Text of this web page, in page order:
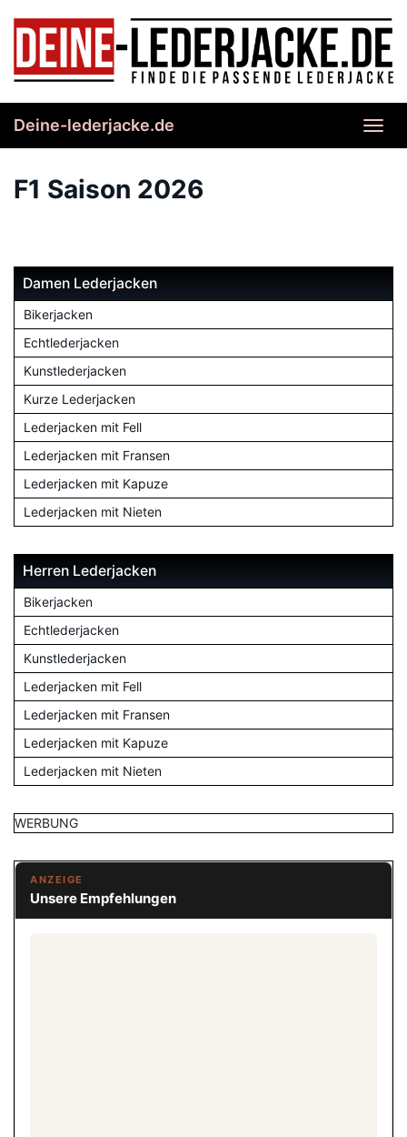
content
Deine-lederjacke.de
F1 Saison 2026
Damen Lederjacken
Bikerjacken
Echtlederjacken
Kunstlederjacken
Kurze Lederjacken
Lederjacken mit Fell
Lederjacken mit Fransen
Lederjacken mit Kapuze
Lederjacken mit Nieten
Herren Lederjacken
Bikerjacken
Echtlederjacken
Kunstlederjacken
Lederjacken mit Fell
Lederjacken mit Fransen
Lederjacken mit Kapuze
Lederjacken mit Nieten
WERBUNG
ANZEIGE
Unsere Empfehlungen